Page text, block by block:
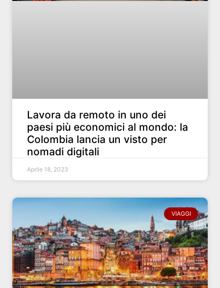
Lavora da remoto in uno dei
paesi più economici al mondo: la
Colombia lancia un visto per
nomadi digitali
Aprile 18, 2023
VIAGGI